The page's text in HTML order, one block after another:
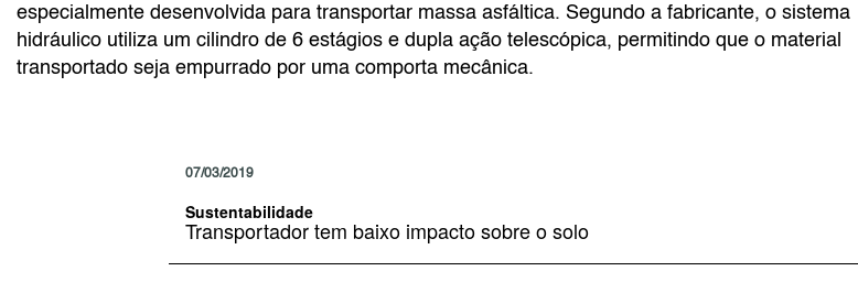
especialmente desenvolvida para transportar massa asfáltica. Segundo a fabricante, o sistema
hidráulico utiliza um cilindro de 6 estágios e dupla ação telescópica, permitindo que o material
transportado seja empurrado por uma comporta mecânica.
07/03/2019
Sustentabilidade
Transportador tem baixo impacto sobre o solo